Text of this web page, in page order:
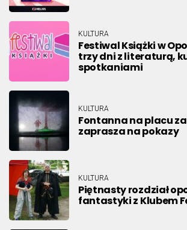
KULTURA
Festiwal Książki w
trzy dni z literaturą,
spotkaniami
KULTURA
Fontanna na placu
zaprasza na pokazy
KULTURA
Piętnasty rozdział
fantastyki z Klubem